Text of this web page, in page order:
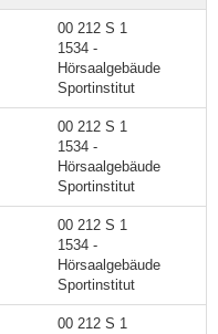
00 212 S 1
1534 -
Hörsaalgebäude
Sportinstitut
00 212 S 1
1534 -
Hörsaalgebäude
Sportinstitut
00 212 S 1
1534 -
Hörsaalgebäude
Sportinstitut
00 212 S 1